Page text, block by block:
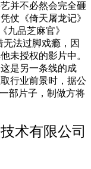
并不必然会完全砸
仗《倚天屠龙记》
九品芝麻官》
无法过脚戏瘾，因
未授权的影片中。
是另一条线的成
行业前景时，据公
部片子，制做方将
术有限公司